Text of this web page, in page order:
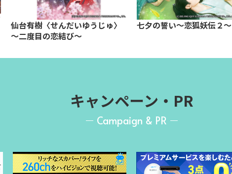
仙台有樹〈せんだいゆうじゅ〉
～二度目の恋結び～
七夕の誓い～恋狐妖伝２～
キャンペーン・PR
Campaign & PR